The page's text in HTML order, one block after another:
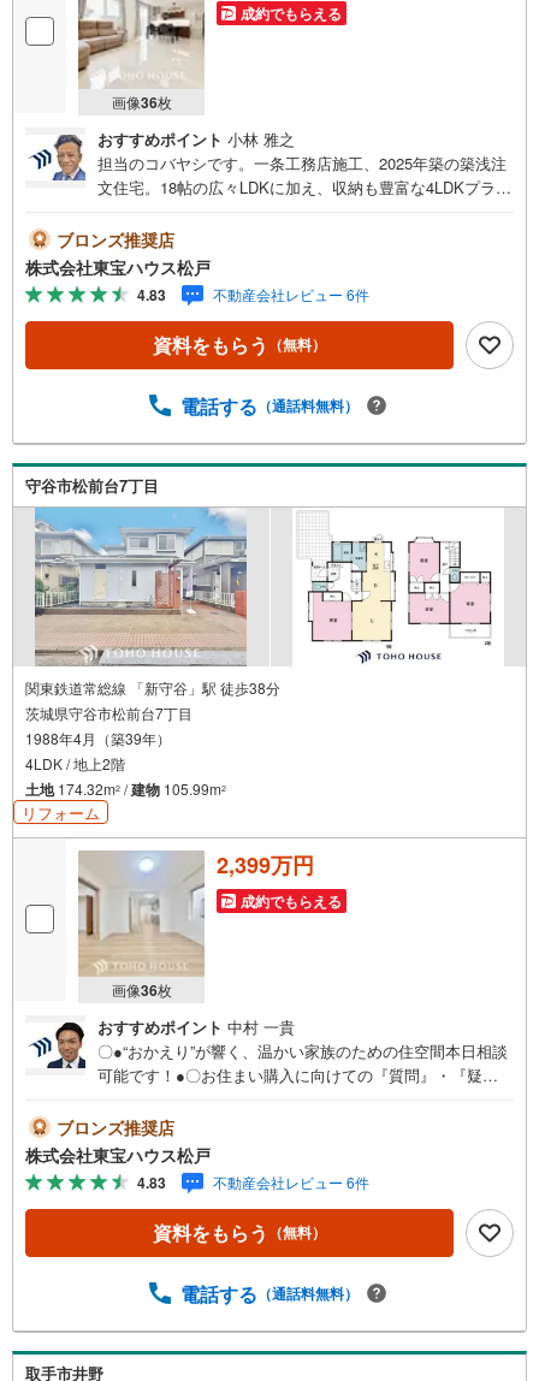
画像36枚
成約でもらえる
おすすめポイント 小林 雅之
担当のコバヤシです。一条工務店施工、2025年築の築浅注
文住宅。18帖の広々LDKに加え、収納も豊富な4LDKプラン
ではの美しい室内を是非現地で！2025年築×長期優良住宅
性能にも暮らしにも妥協しないワンランク上の邸宅ご予約
いただくとご見学がスムーズです！【営業時間9:00～21:0
0】ご見学希望のお客様:右上の「室内・現地を見学する」
をクリックして下さい。資料請求希望のお客様:右上の「資
料をもらう」をクリックして下さい。【東宝ハウス松戸の
ュレーションのご相談・無理のないライフプラン、提携に
家族の生活」を「未来カレンダー」で見える化します。
（2）ご購入後から始まる「専属FPによるファイナンシャ
ルライフサポート」・漠然としたキャッシュフローのグラ
フ化、効果的な生命保険の見直し、繰り上げ返済の効果的
なタイミングなどご提案させて頂きます。
ブロンズ推奨店
株式会社東宝ハウス松戸
4.83 不動産会社レビュー 6件
資料をもらう （無料）
電話する （通話料無料）
守谷市松前台7丁目
関東鉄道常総線 「新守谷」駅 徒歩38分
茨城県守谷市松前台7丁目
1988年4月（築39年）
4LDK / 地上2階
土地174.32m2 /建物 105.99m2
リフォーム
画像36枚
2,399万円
成約でもらえる
おすすめポイント 中村 一貴
〇●“おかえり”が響く、温かい家族のための住空間本日相談
可能です！●〇お住まい購入に向けての『質問』・『疑
事でも何でも質問して下さい。誰よりも解り易く、安心し
てお住まいが購入出来るようサポート致します。■ご予約い
ただくとご見学がスムーズです！【営業時間9:00～21:00】
ご見学希望のお客様:右上の「室内・現地を見学する」をク
リックして下さい。資料請求希望のお客様:右上の「資料を
もらう」をクリックして下さい。【東宝ハウス松戸のポイ
ーションのご相談・無理のないライフプラン、提携による
の生活」を「未来カレンダー」で見える化します。（2）ご
購入後から始まる「専属FPによるファイナンシャルライフ
ブロンズ推奨店
株式会社東宝ハウス松戸
4.83 不動産会社レビュー 6件
資料をもらう （無料）
電話する （通話料無料）
取手市井野